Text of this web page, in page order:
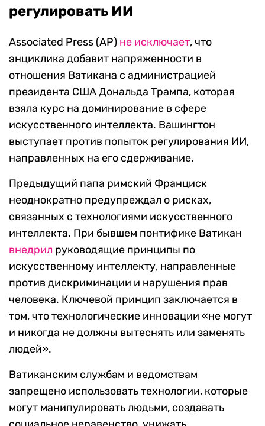
регулировать ИИ
Associated Press (AP) не исключает, что
энциклика добавит напряженности в
отношения Ватикана с администрацией
президента США Дональда Трампа, которая
взяла курс на доминирование в сфере
искусственного интеллекта. Вашингтон
выступает против попыток регулирования ИИ,
направленных на его сдерживание.
Предыдущий папа римский Франциск
неоднократно предупреждал о рисках,
связанных с технологиями искусственного
интеллекта. При бывшем понтифике Ватикан
внедрил руководящие принципы по
искусственному интеллекту, направленные
против дискриминации и нарушения прав
человека. Ключевой принцип заключается в
том, что технологические инновации «не могут
и никогда не должны вытеснять или заменять
людей».
Ватиканским службам и ведомствам
запрещено использовать технологии, которые
могут манипулировать людьми, создавать